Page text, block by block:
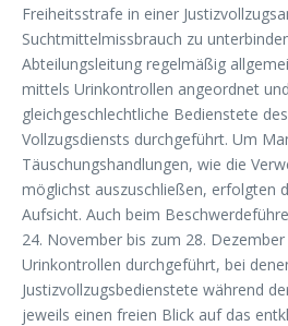
Freiheitsstrafe in einer
Suchtmittelmissbrauch zu
Abteilungsleitung regelmäßig
mittels Urinkontrollen angeordnet
gleichgeschlechtliche Bedienstete
Vollzugsdiensts durchgeführt. Um
Täuschungshandlungen, wie die
möglichst auszuschließen, erfolgten
Aufsicht. Auch beim
24. November bis zum 28.
Urinkontrollen durchgeführt, bei
Justizvollzugsbedienstete während
jeweils einen freien Blick auf das